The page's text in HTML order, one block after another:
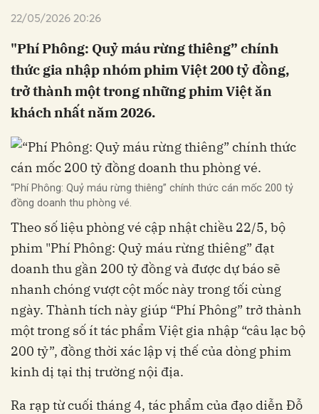
22/05/2026 20:26
"Phí Phông: Quỷ máu rừng thiêng” chính
thức gia nhập nhóm phim Việt 200 tỷ đồng,
trở thành một trong những phim Việt ăn
khách nhất năm 2026.
“Phí Phông: Quỷ máu rừng thiêng” chính thức cán mốc 200 tỷ
đồng doanh thu phòng vé.
Theo số liệu phòng vé cập nhật chiều 22/5, bộ
phim "Phí Phông: Quỷ máu rừng thiêng” đạt
doanh thu gần 200 tỷ đồng và được dự báo sẽ
nhanh chóng vượt cột mốc này trong tối cùng
ngày. Thành tích này giúp “Phí Phông” trở thành
một trong số ít tác phẩm Việt gia nhập “câu lạc bộ
200 tỷ”, đồng thời xác lập vị thế của dòng phim
kinh dị tại thị trường nội địa.
Ra rạp từ cuối tháng 4, tác phẩm của đạo diễn Đỗ
Hủy Gửi